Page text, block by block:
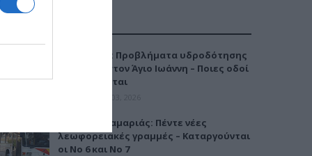
Καλαμαριά: Προβλήματα υδροδότησης
την Τρίτη στον Άγιο Ιωάννη – Ποιες οδοί
επηρεάζονται
Μετρό Καλαμαριάς: Πέντε νέες
λεωφορειακές γραμμές – Καταργούνται
οι Νο 6 και Νο 7